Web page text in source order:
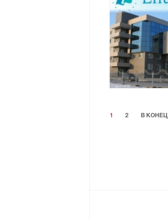
1 2 В КОНЕЦ